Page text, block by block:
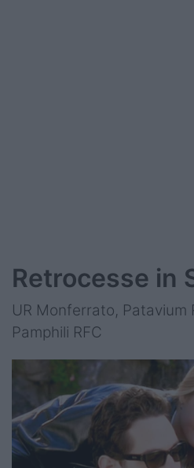
Retrocesse in
UR Monferrato, Patavium
Pamphili RFC